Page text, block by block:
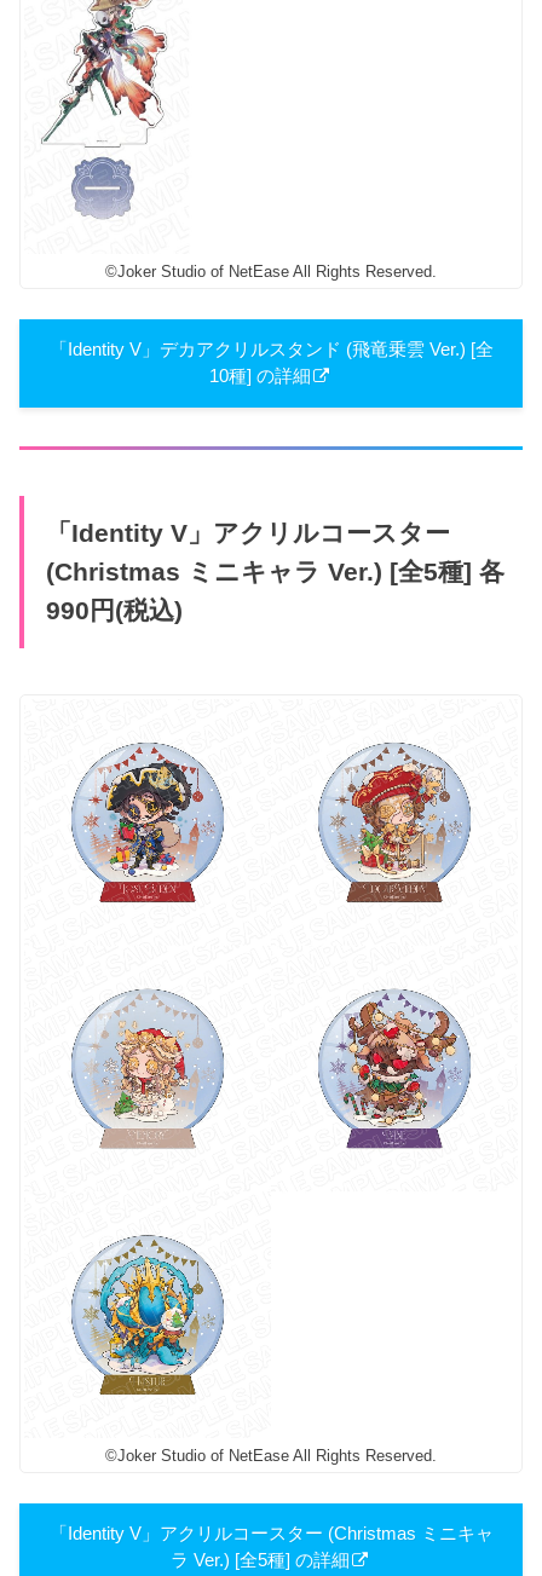
©Joker Studio of NetEase All Rights Reserved.
「Identity V」デカアクリルスタンド (飛竜乗雲 Ver.) [全
10種] の詳細
「Identity V」アクリルコースター
(Christmas ミニキャラ Ver.) [全5種] 各
990円(税込)
©Joker Studio of NetEase All Rights Reserved.
「Identity V」アクリルコースター (Christmas ミニキャ
ラ Ver.) [全5種] の詳細